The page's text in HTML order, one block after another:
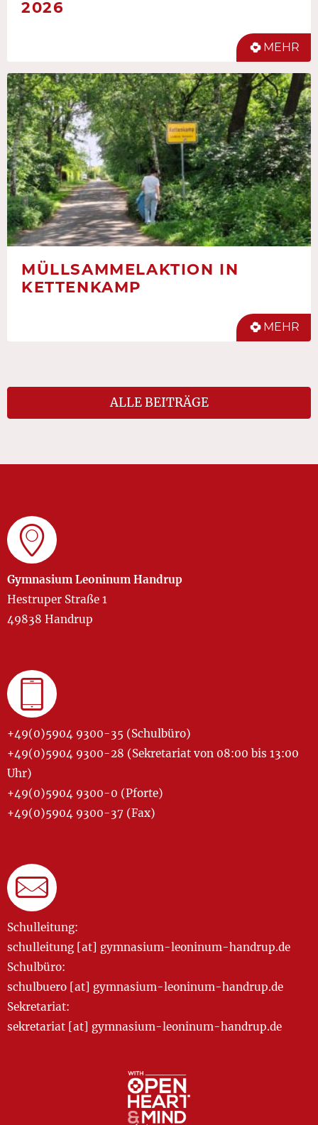
2026
MEHR
MÜLLSAMMELAKTION IN
KETTENKAMP
MEHR
ALLE BEITRÄGE
Gymnasium Leoninum Handrup
Hestruper Straße 1
49838 Handrup
+49(0)5904 9300-35 (Schulbüro)
+49(0)5904 9300-28 (Sekretariat von 08:00 bis 13:00
Uhr)
+49(0)5904 9300-0 (Pforte)
+49(0)5904 9300-37 (Fax)
Schulleitung:
schulleitung [at] gymnasium-leoninum-handrup.de
Schulbüro:
schulbuero [at] gymnasium-leoninum-handrup.de
Sekretariat:
sekretariat [at] gymnasium-leoninum-handrup.de